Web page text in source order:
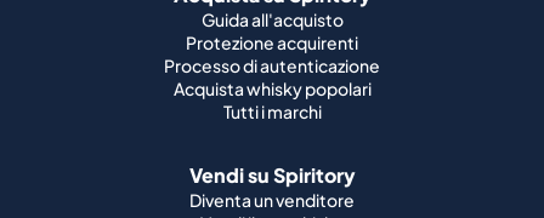
Guida all'acquisto
Protezione acquirenti
Processo di autenticazione
Acquista whisky popolari
Tutti i marchi
Vendi su Spiritory
Diventa un venditore